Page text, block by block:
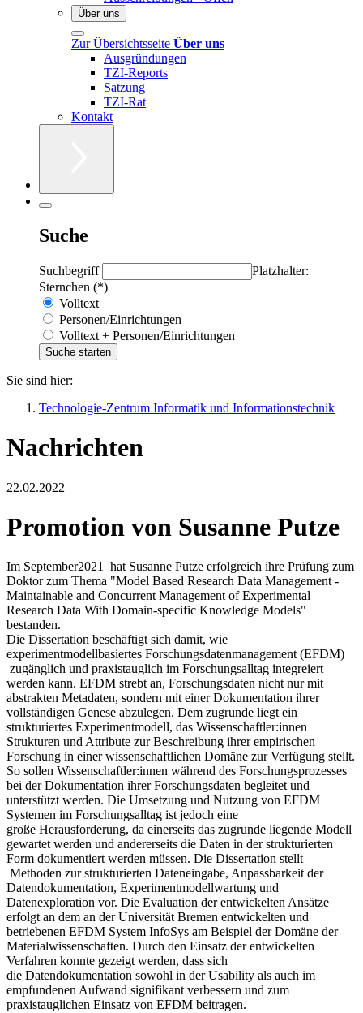
Über uns
Zur Übersichtsseite Über uns
Ausgründungen
TZI-Reports
Satzung
TZI-Rat
Kontakt
Suche
Suchbegriff
Platzhalter:
Sternchen (*)
Volltext
Personen/Einrichtungen
Volltext + Personen/Einrichtungen
Sie sind hier:
Technologie-Zentrum Informatik und Informationstechnik
Nachrichten
22.02.2022
Promotion von Susanne Putze
Im September2021 hat Susanne Putze erfolgreich ihre Prüfung zum
Doktor zum Thema "Model Based Research Data Management -
Maintainable and Concurrent Management of Experimental
Research Data With Domain-specific Knowledge Models"
bestanden.
Die Dissertation beschäftigt sich damit, wie
experimentmodellbasiertes Forschungsdatenmanagement (EFDM)
zugänglich und praxistauglich im Forschungsalltag integreiert
werden kann. EFDM strebt an, Forschungsdaten nicht nur mit
abstrakten Metadaten, sondern mit einer Dokumentation ihrer
vollständigen Genese abzulegen. Dem zugrunde liegt ein
strukturiertes Experimentmodell, das Wissenschaftler:innen
Strukturen und Attribute zur Beschreibung ihrer empirischen
Forschung in einer wissenschaftlichen Domäne zur Verfügung stellt.
So sollen Wissenschaftler:innen während des Forschungsprozesses
bei der Dokumentation ihrer Forschungsdaten begleitet und
unterstützt werden. Die Umsetzung und Nutzung von EFDM
Systemen im Forschungsalltag ist jedoch eine
große Herausforderung, da einerseits das zugrunde liegende Modell
gewartet werden und andererseits die Daten in der strukturierten
Form dokumentiert werden müssen. Die Dissertation stellt
Methoden zur strukturierten Dateneingabe, Anpassbarkeit der
Datendokumentation, Experimentmodellwartung und
Datenexploration vor. Die Evaluation der entwickelten Ansätze
erfolgt an dem an der Universität Bremen entwickelten und
betriebenen EFDM System InfoSys am Beispiel der Domäne der
Materialwissenschaften. Durch den Einsatz der entwickelten
Verfahren konnte gezeigt werden, dass sich
die Datendokumentation sowohl in der Usability als auch im
empfundenen Aufwand signifikant verbessern und zum
praxistauglichen Einsatz von EFDM beitragen.